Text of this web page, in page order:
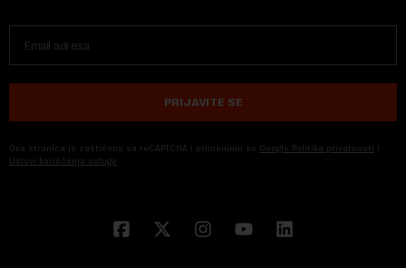
PRIJAVITE SE
Ova stranica je zaštićena sa reCAPTCHA i primenjuju se Google Politika privatnosti i
Uslovi korišćenja usluge